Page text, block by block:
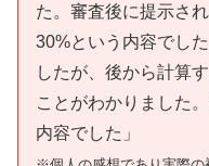
た。審査後に提示さ
30%という内容でし
したが、後から計算
ことがわかりました
内容でした」